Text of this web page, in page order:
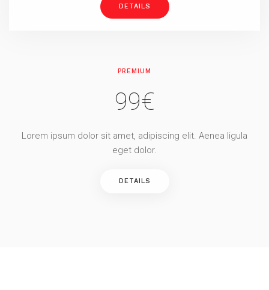
DETAILS
PREMIUM
99€
Lorem ipsum dolor sit amet, adipiscing elit. Aenea ligula
eget dolor.
DETAILS